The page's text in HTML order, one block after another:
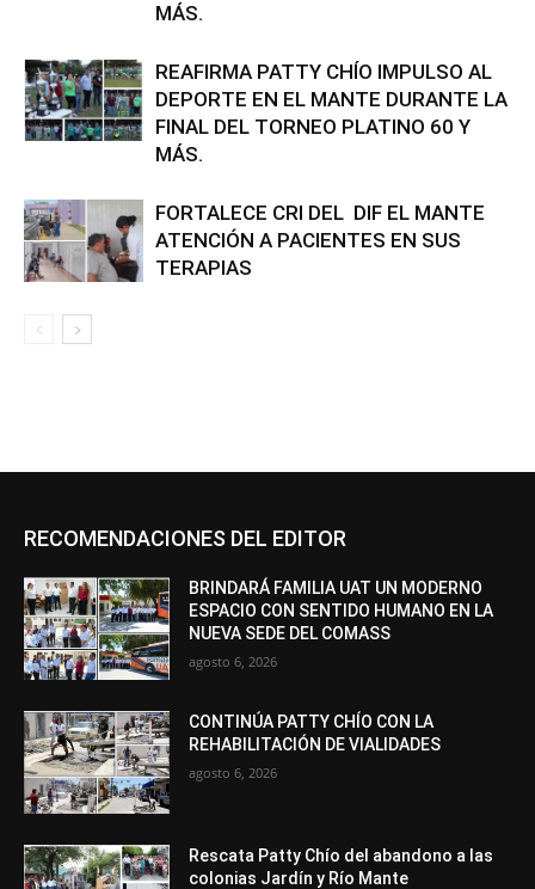
MÁS.
REAFIRMA PATTY CHÍO IMPULSO AL
DEPORTE EN EL MANTE DURANTE LA
FINAL DEL TORNEO PLATINO 60 Y
MÁS.
FORTALECE CRI DEL DIF EL MANTE
ATENCIÓN A PACIENTES EN SUS
TERAPIAS
RECOMENDACIONES DEL EDITOR
BRINDARÁ FAMILIA UAT UN MODERNO
ESPACIO CON SENTIDO HUMANO EN LA
NUEVA SEDE DEL COMASS
agosto 6, 2026
CONTINÚA PATTY CHÍO CON LA
REHABILITACIÓN DE VIALIDADES
agosto 6, 2026
Rescata Patty Chío del abandono a las
colonias Jardín y Río Mante